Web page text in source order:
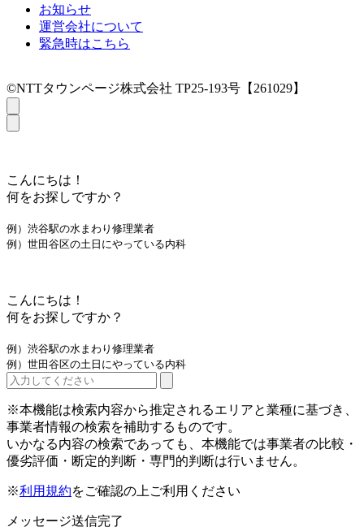
お知らせ
運営会社について
緊急時はこちら
©NTTタウンページ株式会社 TP25-193号【261029】
こんにちは！
何をお探しですか？
例）渋谷駅の水まわり修理業者
例）世田谷区の土日にやっている内科
こんにちは！
何をお探しですか？
例）渋谷駅の水まわり修理業者
例）世田谷区の土日にやっている内科
※本機能は検索内容から推定されるエリアと業種に基づき、
事業者情報の検索を補助するものです。
いかなる内容の検索であっても、本機能では事業者の比較・
優劣評価・断定的判断・専門的判断は行いません。
※利用規約をご確認の上ご利用ください
メッセージ送信完了